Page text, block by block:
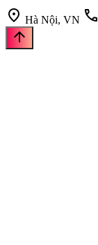
location_on Hà Nội, VN call
arrow_upward